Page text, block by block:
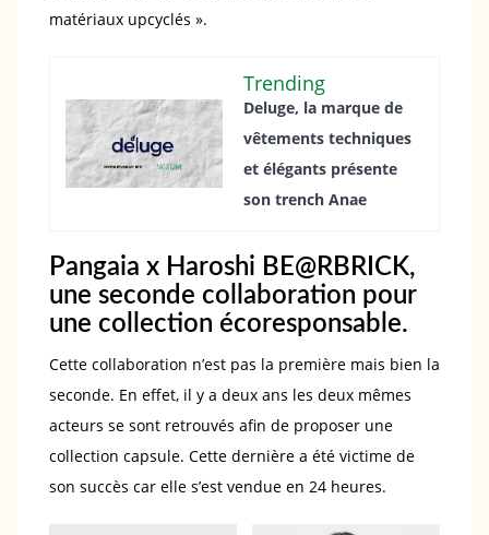
matériaux upcyclés ».
Trending
Deluge, la marque de
vêtements techniques
et élégants présente
son trench Anae
Pangaia x Haroshi BE@RBRICK,
une seconde collaboration pour
une collection écoresponsable.
Cette collaboration n’est pas la première mais bien la
seconde. En effet, il y a deux ans les deux mêmes
acteurs se sont retrouvés afin de proposer une
collection capsule. Cette dernière a été victime de
son succès car elle s’est vendue en 24 heures.